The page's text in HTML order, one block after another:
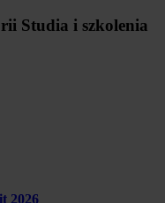
Studia i szkolenia
2026